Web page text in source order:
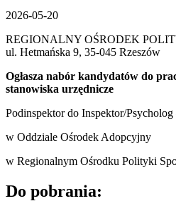
2026-05-20
REGIONALNY OŚRODEK
ul. Hetmańska 9, 35-045 Rzeszów
Ogłasza nabór kandydatów do
stanowiska urzędnicze
Podinspektor do Inspektor/Psycholog
w Oddziale Ośrodek Adopcyjny
w Regionalnym Ośrodku Polityki
Do pobrania: